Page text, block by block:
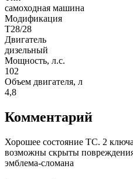
самоходная машина
Модификация
T28/28
Двигатель
дизельный
Мощность, л.с.
102
Объем двигателя, л
4,8
Комментарий
Хорошее состояние ТС. 2
возможны скрыты
эмблема-сломана